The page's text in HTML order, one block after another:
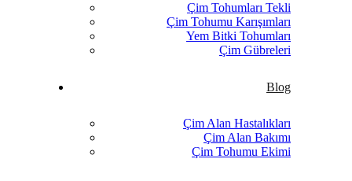
Çim Tohumları Tekli
Çim Tohumu Karışımları
Yem Bitki Tohumları
Çim Gübreleri
Blog
Çim Alan Hastalıkları
Çim Alan Bakımı
Çim Tohumu Ekimi